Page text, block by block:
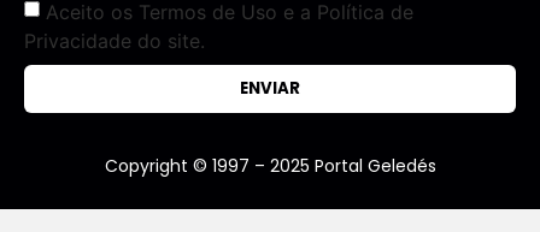
Aceito os Termos de Uso e a Política de
Privacidade do site.
ENVIAR
Copyright © 1997 – 2025 Portal Geledés